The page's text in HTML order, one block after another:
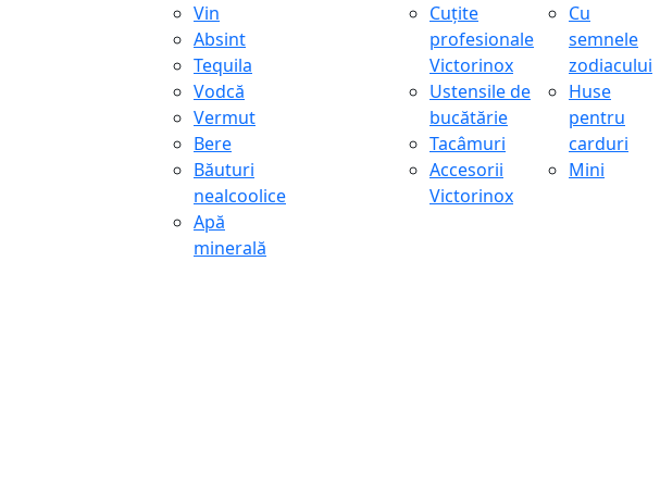
Vin
Absint
Tequila
Vodcă
Vermut
Bere
Băuturi
nealcoolice
Apă
minerală
Cuțite
profesionale
Victorinox
Ustensile de
bucătărie
Tacâmuri
Accesorii
Victorinox
Cu
semnele
zodiacului
Huse
pentru
carduri
Mini